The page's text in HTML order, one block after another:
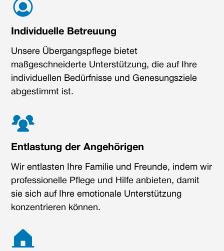
Individuelle Betreuung
Unsere Übergangspflege bietet
maßgeschneiderte Unterstützung, die auf Ihre
individuellen Bedürfnisse und Genesungsziele
abgestimmt ist.
Entlastung der Angehörigen
Wir entlasten Ihre Familie und Freunde, indem wir
professionelle Pflege und Hilfe anbieten, damit
sie sich auf Ihre emotionale Unterstützung
konzentrieren können.